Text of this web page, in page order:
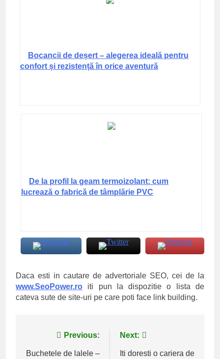
Bocancii de deșert – alegerea ideală pentru
confort și rezistență în orice aventură
De la profil la geam termoizolant: cum
lucrează o fabrică de tâmplărie PVC
Daca esti in cautare de advertoriale SEO, cei de la
www.SeoPower.ro iti pun la dispozitie o lista de
cateva sute de site-uri pe care poti face link building.
Navigare
în
Previous:
Buchetele de lalele –
Next:
Iti doresti o cariera de